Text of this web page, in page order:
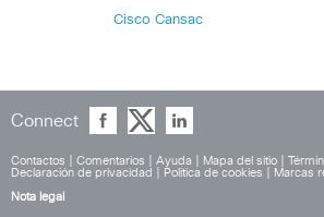
Cisco Cansac
Connect
Contactos Comentarios Ayuda Mapa del sitio
Declaración de privacidad
Política de cookies
Marcas
Nota legal